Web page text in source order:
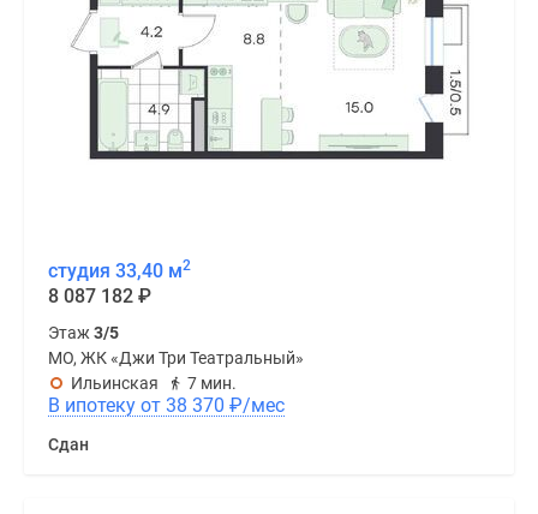
студия 33,40 м2
8 087 182 ₽
Этаж3/5
МО, ЖК «Джи Три Театральный»
Ильинская
7 мин.
В ипотеку от 38 370 ₽/мес
Сдан